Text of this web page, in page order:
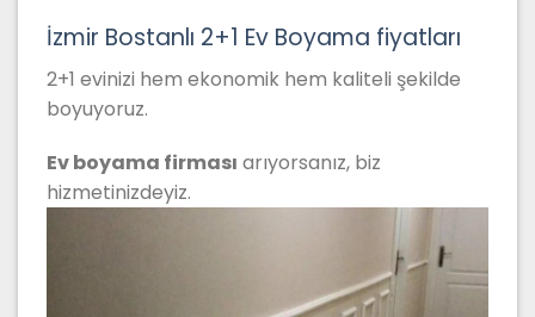
İzmir Bostanlı 2+1 Ev Boyama fiyatları
2+1 evinizi hem ekonomik hem kaliteli şekilde
boyuyoruz.
Ev boyama firması arıyorsanız, biz
hizmetinizdeyiz.